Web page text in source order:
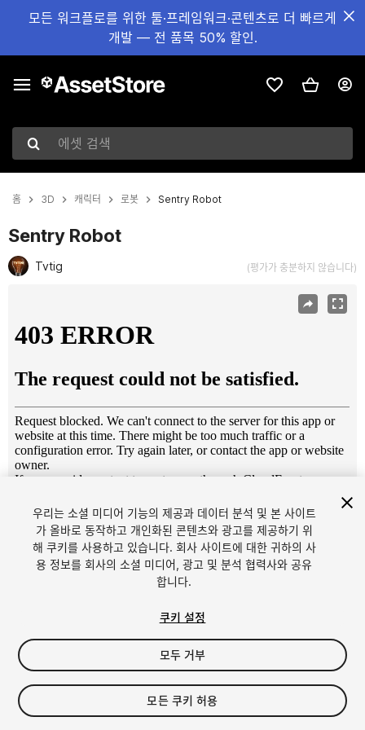
모든 워크플로를 위한 툴·프레임워크·콘텐츠로 더 빠르게
개발 — 전 품목 50% 할인.
에셋 검색
홈 3D 캐릭터 로봇 Sentry Robot
Sentry Robot
Tvtig (평가가 충분하지 않습니다)
FREE
50viewsin the past week
우리는 소셜 미디어 기능의 제공과 데이터 분석 및 본 사이트
가 올바로 동작하고 개인화된 콘텐츠와 광고를 제공하기 위
해 쿠키를 사용하고 있습니다. 회사 사이트에 대한 귀하의 사
용 정보를 회사의 소셜 미디어, 광고 및 분석 협력사와 공유
합니다.
쿠키 설정
모두 거부
모든 쿠키 허용